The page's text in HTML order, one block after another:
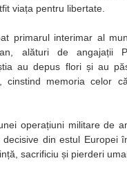
viața pentru libertate.
primarul interimar al
alături de angajații
au depus flori și au
cinstind memoria celor
operațiuni militare de
din estul Europei
sacrificiu și pierderi